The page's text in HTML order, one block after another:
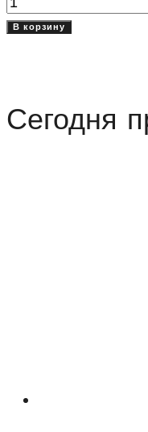
товара
(Bellevue)
В корзину
Сегодня